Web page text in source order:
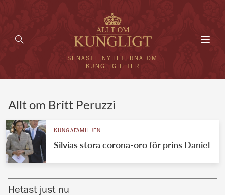
SENASTE NYHETERNA OM
KUNGLIGHETER
UTLÄNDSKT
VÄRLDENS KUNGAHUS
Allt om Britt Peruzzi
KUNGAFAMILJEN
Silvias stora corona-oro för prins Daniel
Hetast just nu